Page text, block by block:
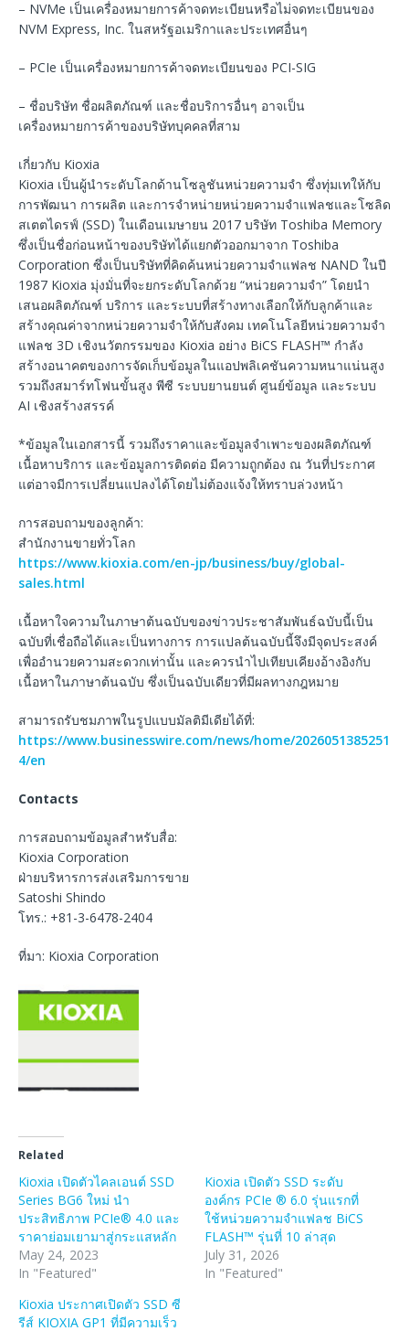
– NVMe เป็นเครื่องหมายการค้าจดทะเบียนหรือไม่จดทะเบียนของ
NVM Express, Inc. ในสหรัฐอเมริกาและประเทศอื่นๆ
– PCIe เป็นเครื่องหมายการค้าจดทะเบียนของ PCI-SIG
– ชื่อบริษัท ชื่อผลิตภัณฑ์ และชื่อบริการอื่นๆ อาจเป็น
เครื่องหมายการค้าของบริษัทบุคคลที่สาม
เกี่ยวกับ Kioxia
Kioxia เป็นผู้นำระดับโลกด้านโซลูชันหน่วยความจำ ซึ่งทุ่มเทให้กับ
การพัฒนา การผลิต และการจำหน่ายหน่วยความจำแฟลชและโซลิด
สเตตไดรฟ์ (SSD) ในเดือนเมษายน 2017 บริษัท Toshiba Memory
ซึ่งเป็นชื่อก่อนหน้าของบริษัทได้แยกตัวออกมาจาก Toshiba
Corporation ซึ่งเป็นบริษัทที่คิดค้นหน่วยความจำแฟลช NAND ในปี
1987 Kioxia มุ่งมั่นที่จะยกระดับโลกด้วย “หน่วยความจำ” โดยนำ
เสนอผลิตภัณฑ์ บริการ และระบบที่สร้างทางเลือกให้กับลูกค้าและ
สร้างคุณค่าจากหน่วยความจำให้กับสังคม เทคโนโลยีหน่วยความจำ
แฟลช 3D เชิงนวัตกรรมของ Kioxia อย่าง BiCS FLASH™ กำลัง
สร้างอนาคตของการจัดเก็บข้อมูลในแอปพลิเคชันความหนาแน่นสูง
รวมถึงสมาร์ทโฟนขั้นสูง พีซี ระบบยานยนต์ ศูนย์ข้อมูล และระบบ
AI เชิงสร้างสรรค์
*ข้อมูลในเอกสารนี้ รวมถึงราคาและข้อมูลจำเพาะของผลิตภัณฑ์
เนื้อหาบริการ และข้อมูลการติดต่อ มีความถูกต้อง ณ วันที่ประกาศ
แต่อาจมีการเปลี่ยนแปลงได้โดยไม่ต้องแจ้งให้ทราบล่วงหน้า
การสอบถามของลูกค้า:
สำนักงานขายทั่วโลก
https://www.kioxia.com/en-jp/business/buy/global-
sales.html
เนื้อหาใจความในภาษาต้นฉบับของข่าวประชาสัมพันธ์ฉบับนี้เป็น
ฉบับที่เชื่อถือได้และเป็นทางการ การแปลต้นฉบับนี้จึงมีจุดประสงค์
เพื่ออำนวยความสะดวกเท่านั้น และควรนำไปเทียบเคียงอ้างอิงกับ
เนื้อหาในภาษาต้นฉบับ ซึ่งเป็นฉบับเดียวที่มีผลทางกฎหมาย
สามารถรับชมภาพในรูปแบบมัลติมีเดียได้ที่:
https://www.businesswire.com/news/home/2026051385251
4/en
Contacts
การสอบถามข้อมูลสำหรับสื่อ:
Kioxia Corporation
ฝ่ายบริหารการส่งเสริมการขาย
Satoshi Shindo
โทร.: +81-3-6478-2404
ที่มา: Kioxia Corporation
Related
Kioxia เปิดตัวไคลเอนต์ SSD
Series BG6 ใหม่ นำ
ประสิทธิภาพ PCIe® 4.0 และ
ราคาย่อมเยามาสู่กระแสหลัก
May 24, 2023
In "Featured"
Kioxia เปิดตัว SSD ระดับ
องค์กร PCIe ® 6.0 รุ่นแรกที่
ใช้หน่วยความจำแฟลช BiCS
FLASH™ รุ่นที่ 10 ล่าสุด
July 31, 2026
In "Featured"
Kioxia ประกาศเปิดตัว SSD ซี
รีส์ KIOXIA GP1 ที่มีความเร็ว